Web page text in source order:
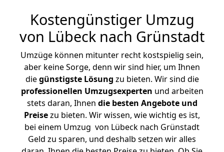
Kostengünstiger Umzug
von Lübeck nach Grünstadt
Umzüge können mitunter recht kostspielig sein,
aber keine Sorge, denn wir sind hier, um Ihnen
diegünstigste Lösung zu bieten. Wir sind die
professionellen Umzugsexperten und arbeiten
stets daran, Ihnen die besten Angebote und
Preisezu bieten. Wir wissen, wie wichtig es ist,
bei einem Umzug von Lübeck nach Grünstadt
Geld zu sparen, und deshalb setzen wir alles